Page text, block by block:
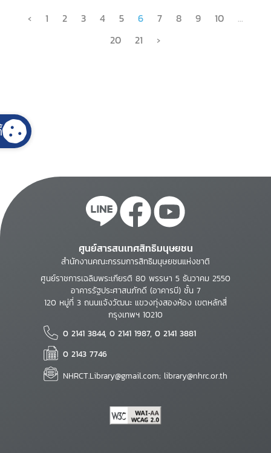
‹ 1 2 3 4 5 6 7 8 9 10
...
20
21 ›
ศูนย์สารสนเทศสิทธิมนุษยชน
สำนักงานคณะกรรมการสิทธิมนุษยชนแห่งชาติ
ศูนย์ราชการเฉลิมพระเกียรติ 80 พรรษา 5 ธันวาคม 2550
อาคารรัฐประศาสนภักดี (อาคารบี) ชั้น 7
120 หมู่ที่ 3 ถนนแจ้งวัฒนะ แขวงทุ่งสองห้อง เขตหลักสี่
กรุงเทพฯ 10210
0 2141 3844, 0 2141 1987, 0 2141 3881
0 2143 7746
NHRCT.Library@gmail.com; library@nhrc.or.th